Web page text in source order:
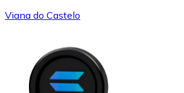
Viana do Castelo